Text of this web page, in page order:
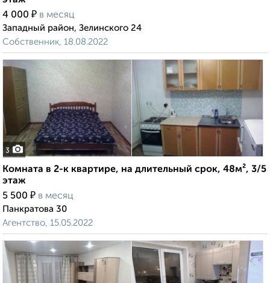
4 000 ₽ в месяц
Западный район, Зелинского 24
Собственник, 18.08.2022
3
Комната в 2-к квартире, на длительный срок, 48м², 3/5
этаж
5 500 ₽ в месяц
Панкратова 30
Агентство, 15.05.2022